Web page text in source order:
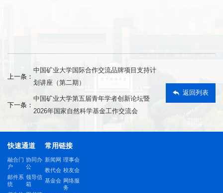
上一条：
中国矿业大学国际合作交流品牌项目支持计
划讲座（第二期）
下一条：
中国矿业大学第五届青年学者创新论坛暨
2026年国家自然科学基金工作交流会
返回列表
快速通道
融合门
户
协同办
公
邮件系
统
领导信
箱
常用链接
新闻网 理事会
教代会 校友会
基金会 网络服
务